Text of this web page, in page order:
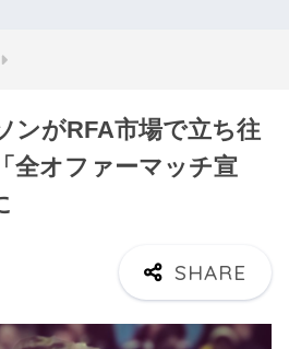
ンがRFA市場で立ち往
オファーマッチ宣